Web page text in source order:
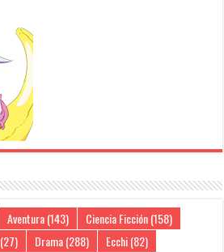
Aventura(143) Ciencia Ficción(158)
(27) Drama(288) Ecchi(82)